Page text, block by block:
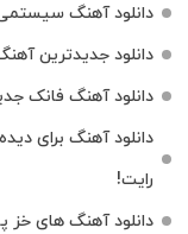
دانلود آهنگ
دانلود جدیدترین
دانلود آهنگ فانک
دانلود آهنگ برای
رایت!
دانلود آهنگ های خز